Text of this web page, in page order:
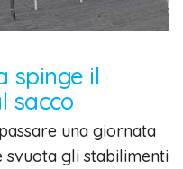
spinge il
sacco
una giornata
svuota gli stabilimenti